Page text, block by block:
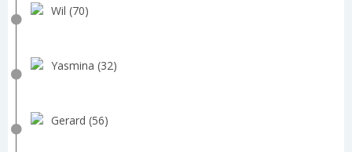
Wil (70)
Yasmina (32)
Gerard (56)